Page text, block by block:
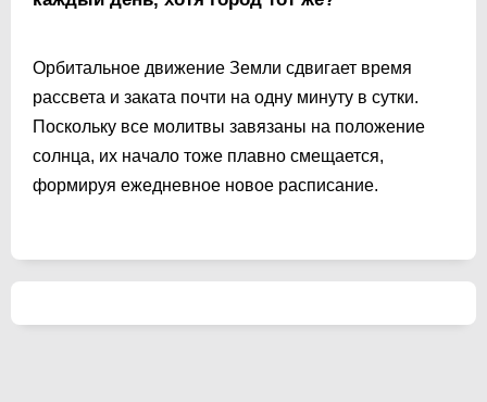
Орбитальное движение Земли сдвигает время
рассвета и заката почти на одну минуту в сутки.
Поскольку все молитвы завязаны на положение
солнца, их начало тоже плавно смещается,
формируя ежедневное новое расписание.